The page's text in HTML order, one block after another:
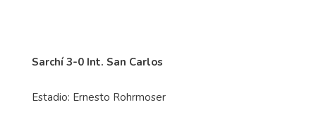
Sarchí 3-0 Int. San Carlos
Estadio: Ernesto Rohrmoser